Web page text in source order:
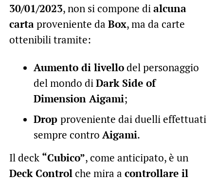
30/01/2023, non si compone dialcuna
cartaproveniente da Box, ma da carte
ottenibili tramite:
Aumento di livellodel personaggio
del mondo diDark Side of
DimensionAigami;
Drop proveniente dai duelli effettuati
sempre contro Aigami.
Il deck “Cubico”, come anticipato, è un
Deck Controlche mira a controllare il